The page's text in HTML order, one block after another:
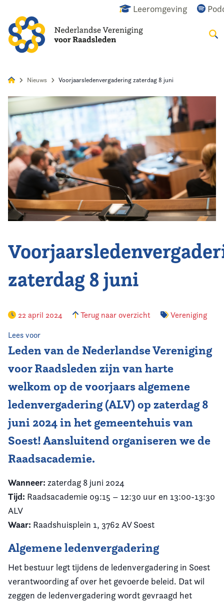
Leeromgeving
Home
Agenda
Nieuws
Opleiding
Kennis & Informatie
Vereniging
Nieuws Voorjaarsledenvergadering zaterdag 8 juni
zaterdag 8 juni
22 april 2024 Terug naar overzicht Vereniging
Lees voor
Leden van de Nederlandse Vereniging
voor Raadsleden zijn van harte
welkom op de voorjaars algemene
ledenvergadering (ALV) op zaterdag 8
juni 2024 in het gemeentehuis van
Soest! Aansluitend organiseren we de
Raadsacademie.
Wanneer: zaterdag 8 juni 2024
Tijd: Raadsacademie 09:15 – 12:30 uur en 13:00-13:30
ALV
Waar: Raadshuisplein 1, 3762 AV Soest
Algemene ledenvergadering
Het bestuur legt tijdens de ledenvergadering in Soest
verantwoording af over het gevoerde beleid. Dat wil
zeggen de ledenvergadering wordt gevraagd het